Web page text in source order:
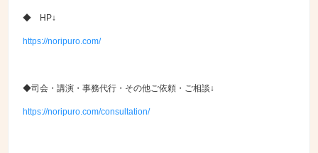
◆ HP↓
https://noripuro.com/
◆司会・講演・事務代行・その他ご依頼・ご相談↓
https://noripuro.com/consultation/